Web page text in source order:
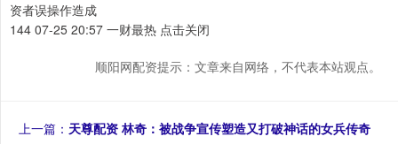
资者误操作造成
144 07-25 20:57 一财最热 点击关闭
顺阳网配资提示：文章来自网络，不代表本站观点。
上一篇： 天尊配资 林奇：被战争宣传塑造又打破神话的女兵传奇